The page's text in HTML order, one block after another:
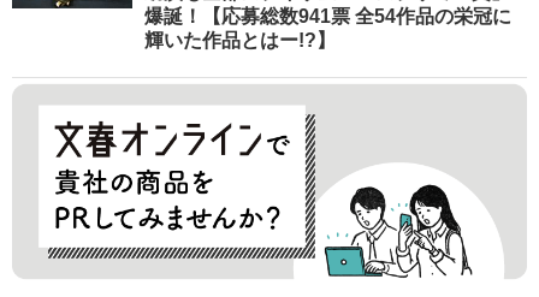
爆誕！【応募総数941票 全54作品の栄冠に
輝いた作品とはー!?】